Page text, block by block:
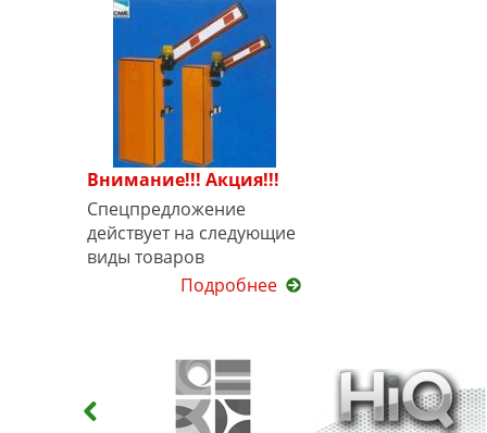
Внимание!!! Акция!!!
Спецпредложение
действует на следующие
виды товаров
Подробнее